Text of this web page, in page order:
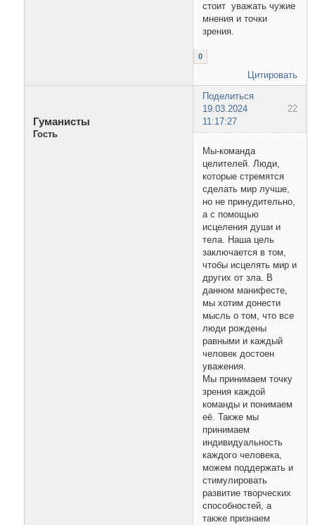
стоит уважать чужие
мнения и точки
зрения.
0
Цитировать
Поделиться
22
19.03.2024
11:17:27
Гуманисты
Гость
Мы-команда
целителей. Люди,
которые стремятся
сделать мир лучше,
но не принудительно,
а с помощью
исцеления души и
тела. Наша цель
заключается в том,
чтобы исцелять мир и
других от зла. В
данном манифесте,
мы хотим донести
мысль о том, что все
люди рождены
равными и каждый
человек достоен
уважения.
Мы принимаем точку
зрения каждой
команды и понимаем
её. Также мы
принимаем
индивидуальность
каждого человека,
можем поддержать и
стимулировать
развитие творческих
способностей, а
также признаем